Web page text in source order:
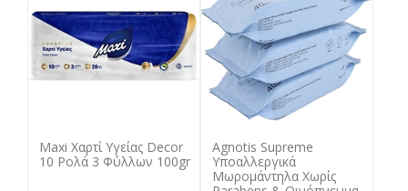
Maxi Χαρτί Υγείας Decor
10 Ρολά 3 Φύλλων 100gr
Agnotis Supreme
Υποαλλεργικά
Μωρομάντηλα Χωρίς